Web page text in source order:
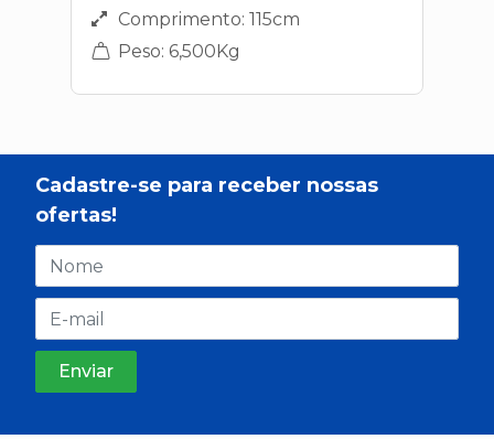
Comprimento: 115cm
Peso: 6,500Kg
Cadastre-se para receber nossas
ofertas!